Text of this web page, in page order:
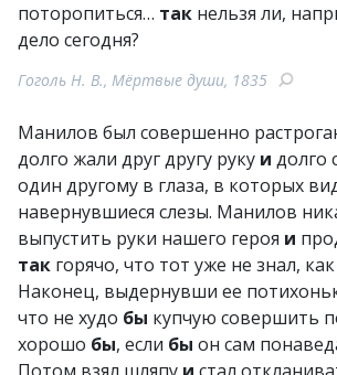
поторопиться… так нельзя ли,
дело сегодня?
Гоголь Н. В., Мёртвые души, 1835
Манилов был совершенно
долго жали друг другу руку и долго
один другому в глаза, в которых
навернувшиеся слезы. Манилов
выпустить руки нашего героя и
так горячо, что тот уже не знал,
Наконец, выдернувши ее
что не худо бы купчую совершить
хорошо бы, если бы он сам